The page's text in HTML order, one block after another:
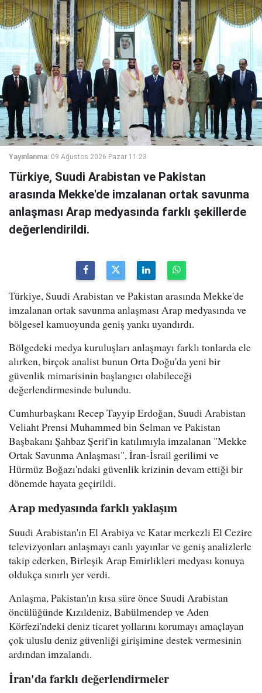
Yayınlanma: 09 Ağustos 2026 Pazar 11:23
Türkiye, Suudi Arabistan ve Pakistan
arasında Mekke'de imzalanan ortak savunma
anlaşması Arap medyasında farklı şekillerde
değerlendirildi.
Türkiye, Suudi Arabistan ve Pakistan arasında Mekke'de
imzalanan ortak savunma anlaşması Arap medyasında ve
bölgesel kamuoyunda geniş yankı uyandırdı.
Bölgedeki medya kuruluşları anlaşmayı farklı tonlarda ele
alırken, birçok analist bunun Orta Doğu'da yeni bir
güvenlik mimarisinin başlangıcı olabileceği
değerlendirmesinde bulundu.
Cumhurbaşkanı Recep Tayyip Erdoğan, Suudi Arabistan
Veliaht Prensi Muhammed bin Selman ve Pakistan
Başbakanı Şahbaz Şerif'in katılımıyla imzalanan "Mekke
Ortak Savunma Anlaşması", İran-İsrail gerilimi ve
Hürmüz Boğazı'ndaki güvenlik krizinin devam ettiği bir
dönemde hayata geçirildi.
Arap medyasında farklı yaklaşım
Suudi Arabistan'ın El Arabiya ve Katar merkezli El Cezire
televizyonları anlaşmayı canlı yayınlar ve geniş analizlerle
takip ederken, Birleşik Arap Emirlikleri medyası konuya
oldukça sınırlı yer verdi.
Anlaşma, Pakistan'ın kısa süre önce Suudi Arabistan
öncülüğünde Kızıldeniz, Babülmendep ve Aden
Körfezi'ndeki deniz ticaret yollarını korumayı amaçlayan
çok uluslu deniz güvenliği girişimine destek vermesinin
ardından imzalandı.
İran'da farklı değerlendirmeler